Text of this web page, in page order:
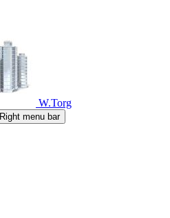
W.Torg
Right menu bar